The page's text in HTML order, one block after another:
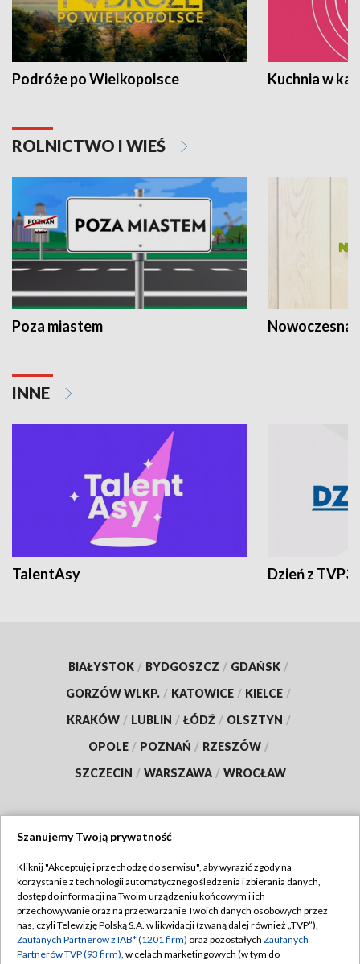
Podróże po Wielkopolsce Kuchnia w
ROLNICTWO I WIEŚ
Poza miastem Nowoczesna
INNE
TalentAsy Dzień z TVP3
BIAŁYSTOK / BYDGOSZCZ / GDAŃSK /
GORZÓW WLKP. / KATOWICE / KIELCE /
KRAKÓW / LUBLIN / ŁÓDŹ / OLSZTYN /
OPOLE / POZNAŃ / RZESZÓW /
SZCZECIN / WARSZAWA / WROCŁAW
TVP
Abonament TVP
Emisja w TVP
Regulamin TVP
Polityka prywatności
Szanujemy Twoją prywatność
Kliknij "Akceptuję i przechodzę do serwisu", aby wyrazić zgody na
korzystanie z technologii automatycznego śledzenia i zbierania danych,
dostęp do informacji na Twoim urządzeniu końcowym i ich
przechowywanie oraz na przetwarzanie Twoich danych osobowych przez
nas, czyli Telewizję Polską S.A. w likwidacji (zwaną dalej również „TVP”),
Zaufanych Partnerów z IAB* (1201 firm) oraz pozostałych Zaufanych
Partnerów TVP (93 firm), w celach marketingowych (w tym do